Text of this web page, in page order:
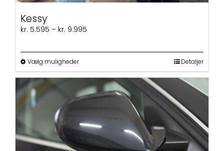
Kessy
kr. 5.595 – kr. 9.995
Vælg mulighederDette
vare
flere
varianter.
Mulighederne
kan
vælges
på
Detaljer